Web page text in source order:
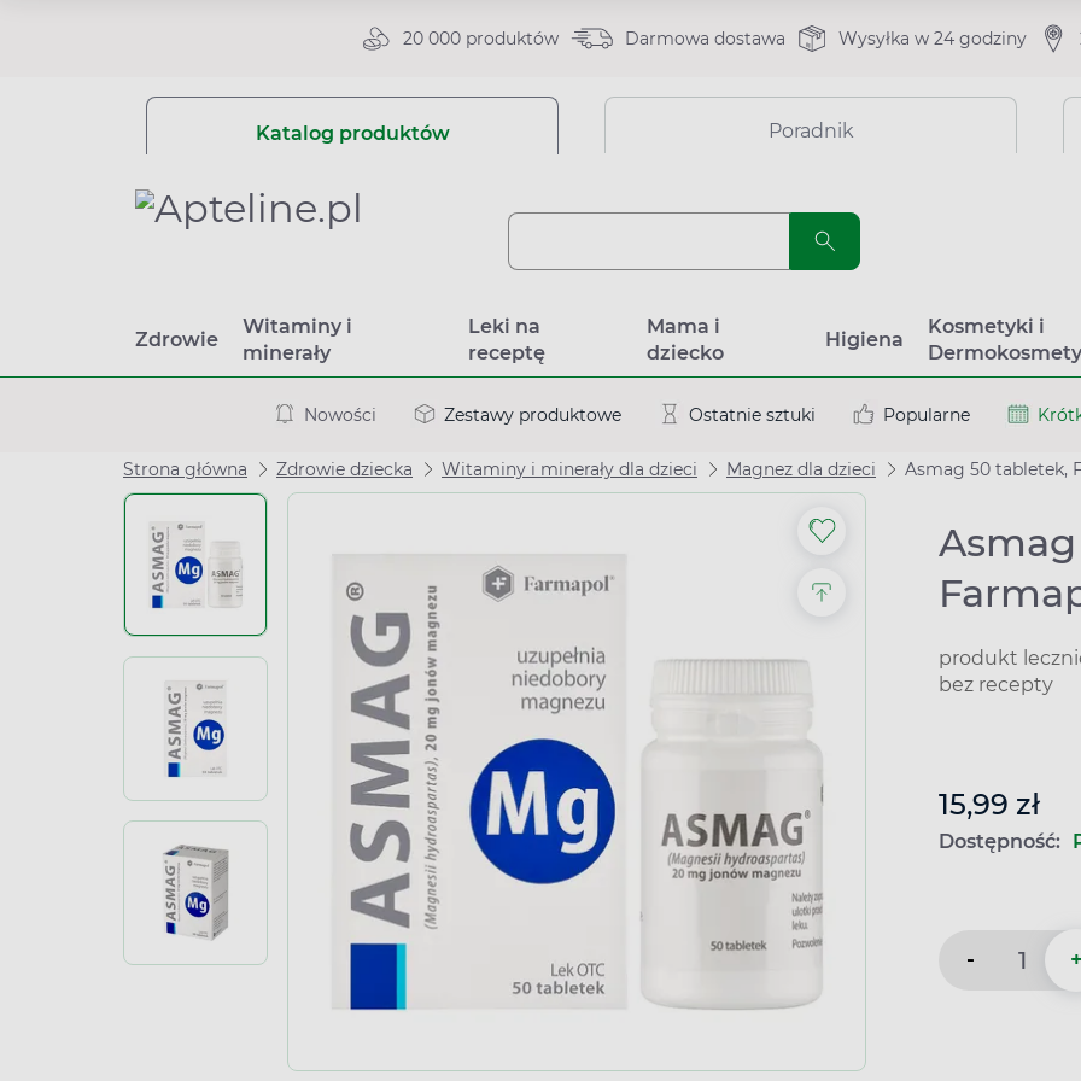
20 000 produktów Darmowa dostawa Wysyłka w 24 godziny
Katalog produktów Poradnik
Zdrowie
Witaminy i
minerały
Leki na
receptę
Mama i
dziecko
Higiena
Kosmetyki i
Nowości Zestawy produktowe Ostatnie sztuki Popularne
Strona główna Zdrowie dziecka Witaminy i minerały dla dzieci Magnez dla dzieci Asmag 50 tabletek,
produkt
bez recepty
15,99 zł
Dostępność:
- +